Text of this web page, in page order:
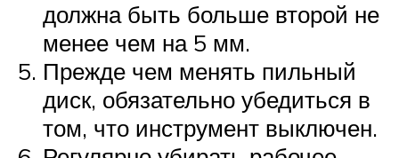
должна быть больше второй не
менее чем на 5 мм.
Прежде чем менять пильный
диск, обязательно убедиться в
том, что инструмент выключен.